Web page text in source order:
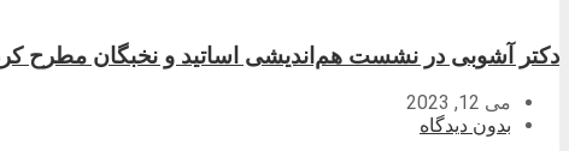
دکتر آشوبی در نشست هم‌اندیشی اساتید و نخبگان مطرح
می 12, 2023
بدون دیدگاه